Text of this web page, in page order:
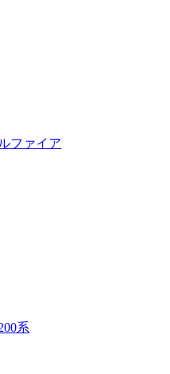
ファイア
系